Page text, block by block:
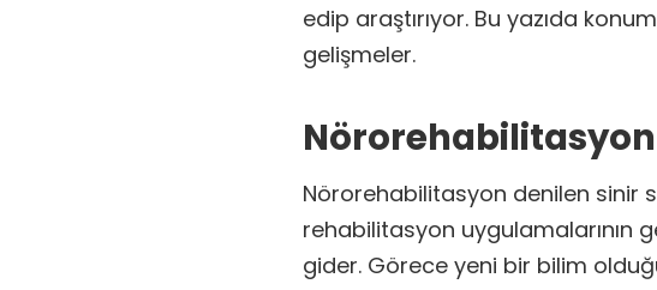
edip araştırıyor. Bu yazıda
gelişmeler.
Nörorehabilitasyon denilen sinir
rehabilitasyon uygulamalarının
gider. Görece yeni bir bilim